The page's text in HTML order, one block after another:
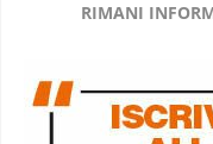
RIMANI